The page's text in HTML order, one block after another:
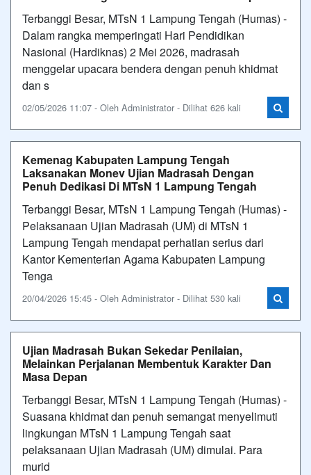
Terbanggi Besar, MTsN 1 Lampung Tengah (Humas) -
Dalam rangka memperingati Hari Pendidikan
Nasional (Hardiknas) 2 Mei 2026, madrasah
menggelar upacara bendera dengan penuh khidmat
dan s
02/05/2026 11:07 - Oleh Administrator - Dilihat 626 kali
Kemenag Kabupaten Lampung Tengah
Laksanakan Monev Ujian Madrasah Dengan
Penuh Dedikasi Di MTsN 1 Lampung Tengah
Terbanggi Besar, MTsN 1 Lampung Tengah (Humas) -
Pelaksanaan Ujian Madrasah (UM) di MTsN 1
Lampung Tengah mendapat perhatian serius dari
Kantor Kementerian Agama Kabupaten Lampung
Tenga
20/04/2026 15:45 - Oleh Administrator - Dilihat 530 kali
Ujian Madrasah Bukan Sekedar Penilaian,
Melainkan Perjalanan Membentuk Karakter Dan
Masa Depan
Terbanggi Besar, MTsN 1 Lampung Tengah (Humas) -
Suasana khidmat dan penuh semangat menyelimuti
lingkungan MTsN 1 Lampung Tengah saat
pelaksanaan Ujian Madrasah (UM) dimulai. Para
murid